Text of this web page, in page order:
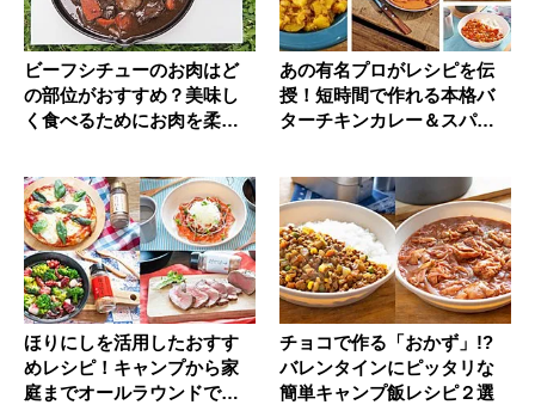
ビーフシチューのお肉はど
の部位がおすすめ？美味し
く食べるためにお肉を柔ら
あの有名プロがレシピを伝
授！短時間で作れる本格バ
ターチキンカレー＆スパイ
ほりにしを活用したおすす
めレシピ！キャンプから家
庭までオールラウンドで活
チョコで作る「おかず」!?
バレンタインにピッタリな
簡単キャンプ飯レシピ２選